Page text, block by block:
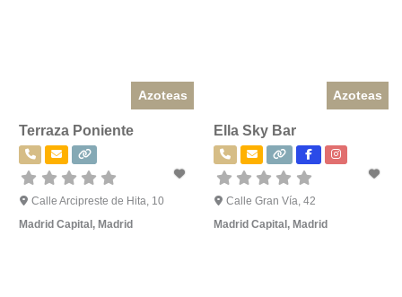
Azoteas
Terraza Poniente
Calle Arcipreste de Hita, 10
Madrid Capital, Madrid
Azoteas
Ella Sky Bar
Calle Gran Vía, 42
Madrid Capital,Madrid